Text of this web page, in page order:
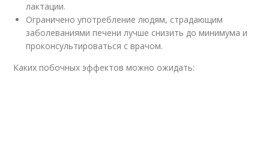
лактации.
Ограничено употребление людям, страдающим
заболеваниями печени лучше снизить до минимума и
проконсультироваться с врачом.
Каких побочных эффектов можно ожидать: